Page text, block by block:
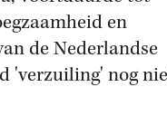
en
de Nederlandse
'verzuiling' nog